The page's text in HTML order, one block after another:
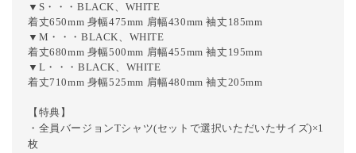
▼S・・・BLACK、WHITE
着丈650mm 身幅475mm 肩幅430mm 袖丈185mm
▼M・・・ BLACK、WHITE
着丈680mm 身幅500mm 肩幅455mm 袖丈195mm
▼L・・・BLACK、WHITE
着丈710mm 身幅525mm 肩幅480mm 袖丈205mm
【特典】
・全員バージョンTシャツ(セットで選択いただいたサイズ)×1
枚